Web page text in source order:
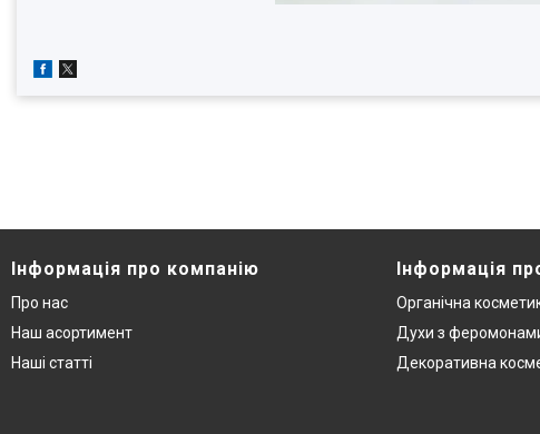
Інформація про компанію
Про нас
Наш асортимент
Наші статті
Інформація
Органічна
Духи з
Декоративна